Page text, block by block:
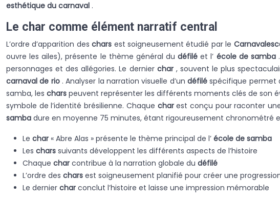
esthétique du carnaval .
Le char comme élément narratif central
L’ordre d’apparition deschars est soigneusement étudié par le
ouvre les ailes), présente le thème général dudéfiléet l’ école de samba
personnages et des allégories. Le dernier char , souvent le plus
carnaval de rio . Analyser la narration visuelle d’un défiléspécifique
samba, lescharspeuvent représenter les différents moments clés de son
symbole de l’identité brésilienne. Chaque charest conçu pour raconter
samba dure en moyenne 75 minutes, étant rigoureusement chronométré
Le char « Abre Alas » présente le thème principal de l’ école de samba
Les chars suivants développent les différents aspects de l’histoire
Chaque char contribue à la narration globale du défilé
L’ordre des chars est soigneusement planifié pour créer une
Le dernier char conclut l’histoire et laisse une impression mémorable